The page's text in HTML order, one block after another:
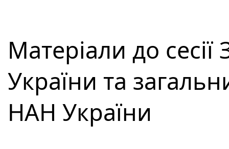
Матеріали до
України та
НАН України